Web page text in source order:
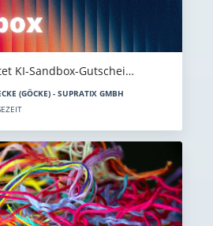
KI-Sandbox-Gutschei…
(GÖCKE) - SUPRATIX GMBH